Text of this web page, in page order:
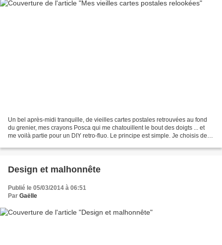
Un bel après-midi tranquille, de vieilles cartes postales retrouvées au fond
du grenier, mes crayons Posca qui me chatouillent le bout des doigts ... et
me voilà partie pour un DIY retro-fluo. Le principe est simple. Je choisis des
Design et malhonnête
Publié le 05/03/2014 à 06:51
Par Gaëlle